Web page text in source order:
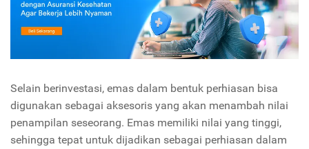
Selain berinvestasi, emas dalam bentuk perhiasan bisa
digunakan sebagai aksesoris yang akan menambah nilai
penampilan seseorang. Emas memiliki nilai yang tinggi,
sehingga tepat untuk dijadikan sebagai perhiasan dalam